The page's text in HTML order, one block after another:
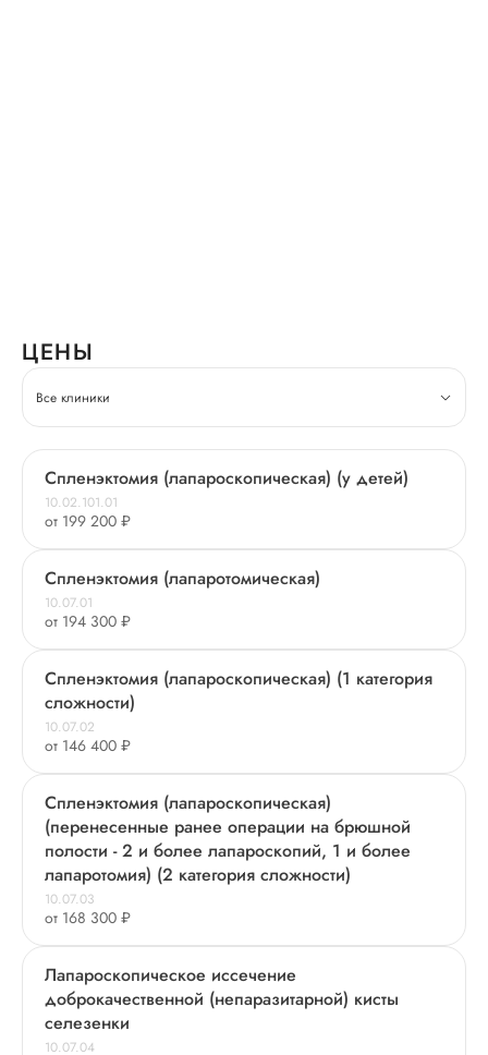
ЦЕНЫ
Все клиники
Спленэктомия (лапароскопическая) (у детей)
10.02.101.01
от 199 200 ₽
Спленэктомия (лапаротомическая)
10.07.01
от 194 300 ₽
Спленэктомия (лапароскопическая) (1 категория
сложности)
10.07.02
от 146 400 ₽
Спленэктомия (лапароскопическая)
(перенесенные ранее операции на брюшной
полости - 2 и более лапароскопий, 1 и более
лапаротомия) (2 категория сложности)
10.07.03
от 168 300 ₽
Лапароскопическое иссечение
доброкачественной (непаразитарной) кисты
селезенки
10.07.04